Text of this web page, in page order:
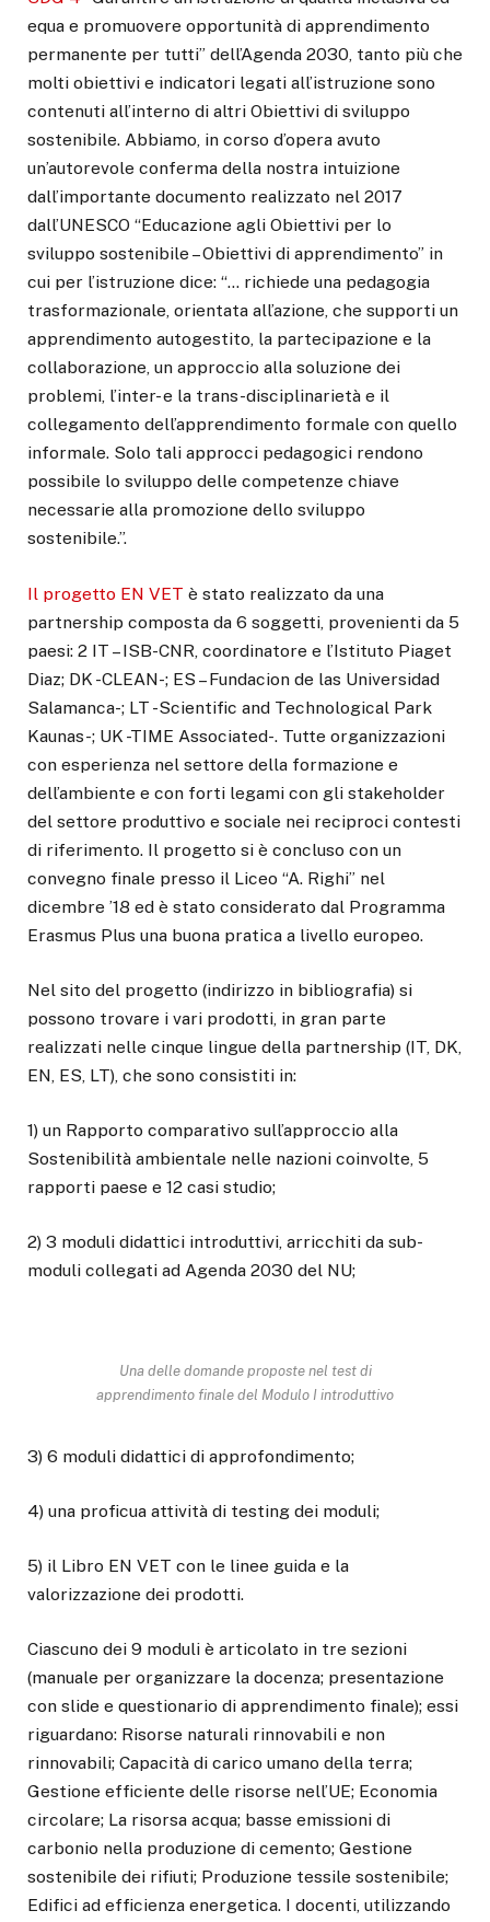
equa e promuovere opportunità di apprendimento
permanente per tutti” dell’Agenda 2030, tanto più che
molti obiettivi e indicatori legati all’istruzione sono
contenuti all’interno di altri Obiettivi di sviluppo
sostenibile. Abbiamo, in corso d’opera avuto
un’autorevole conferma della nostra intuizione
dall’importante documento realizzato nel 2017
dall’UNESCO “Educazione agli Obiettivi per lo
sviluppo sostenibile – Obiettivi di apprendimento” in
cui per l’istruzione dice: “… richiede una pedagogia
trasformazionale, orientata all’azione, che supporti un
apprendimento autogestito, la partecipazione e la
collaborazione, un approccio alla soluzione dei
problemi, l’inter- e la trans-disciplinarietà e il
collegamento dell’apprendimento formale con quello
informale. Solo tali approcci pedagogici rendono
possibile lo sviluppo delle competenze chiave
necessarie alla promozione dello sviluppo
sostenibile.”.
Il progetto EN VET è stato realizzato da una
partnership composta da 6 soggetti, provenienti da 5
paesi: 2 IT – ISB-CNR, coordinatore e l’Istituto Piaget
Diaz; DK -CLEAN-; ES – Fundacion de las Universidad
Salamanca-; LT -Scientific and Technological Park
Kaunas-; UK -TIME Associated-. Tutte organizzazioni
con esperienza nel settore della formazione e
dell’ambiente e con forti legami con gli stakeholder
del settore produttivo e sociale nei reciproci contesti
di riferimento. Il progetto si è concluso con un
convegno finale presso il Liceo “A. Righi” nel
dicembre ’18 ed è stato considerato dal Programma
Erasmus Plus una buona pratica a livello europeo.
Nel sito del progetto (indirizzo in bibliografia) si
possono trovare i vari prodotti, in gran parte
realizzati nelle cinque lingue della partnership (IT, DK,
EN, ES, LT), che sono consistiti in:
1) un Rapporto comparativo sull’approccio alla
Sostenibilità ambientale nelle nazioni coinvolte, 5
rapporti paese e 12 casi studio;
2) 3 moduli didattici introduttivi, arricchiti da sub-
moduli collegati ad Agenda 2030 del NU;
Una delle domande proposte nel test di
apprendimento finale del Modulo I introduttivo
3) 6 moduli didattici di approfondimento;
4) una proficua attività di testing dei moduli;
5) il Libro EN VET con le linee guida e la
valorizzazione dei prodotti.
Ciascuno dei 9 moduli è articolato in tre sezioni
(manuale per organizzare la docenza; presentazione
con slide e questionario di apprendimento finale); essi
riguardano: Risorse naturali rinnovabili e non
rinnovabili; Capacità di carico umano della terra;
Gestione efficiente delle risorse nell’UE; Economia
circolare; La risorsa acqua; basse emissioni di
carbonio nella produzione di cemento; Gestione
sostenibile dei rifiuti; Produzione tessile sostenibile;
Edifici ad efficienza energetica. I docenti, utilizzando